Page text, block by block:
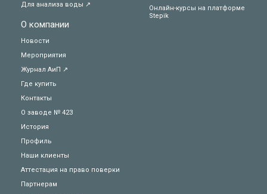
Для анализа воды ↗
О компании
Новости
Мероприятия
Журнал АиП ↗
Где купить
Контакты
О заводе № 423
История
Профиль
Наши клиенты
Аттестация на право поверки
Партнерам
Онлайн-курсы на платформе
Stepik